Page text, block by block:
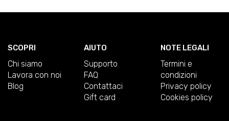
SCOPRI
Chi siamo
Lavora con noi
Blog
AIUTO
Supporto
FAQ
Contattaci
Gift card
NOTE LEGALI
Termini e
condizioni
Privacy policy
Cookies policy